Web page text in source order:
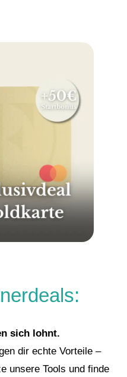
sich lohnt.
dir echte Vorteile –
unsere Tools und finde